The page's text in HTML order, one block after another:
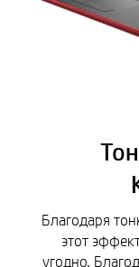
Благодаря
этот
угодно.